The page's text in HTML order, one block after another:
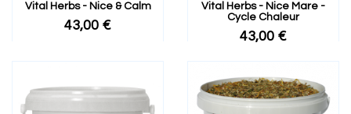
Vital Herbs - Nice & Calm
43,00 €
Vital Herbs - Nice Mare -
Cycle Chaleur
43,00 €